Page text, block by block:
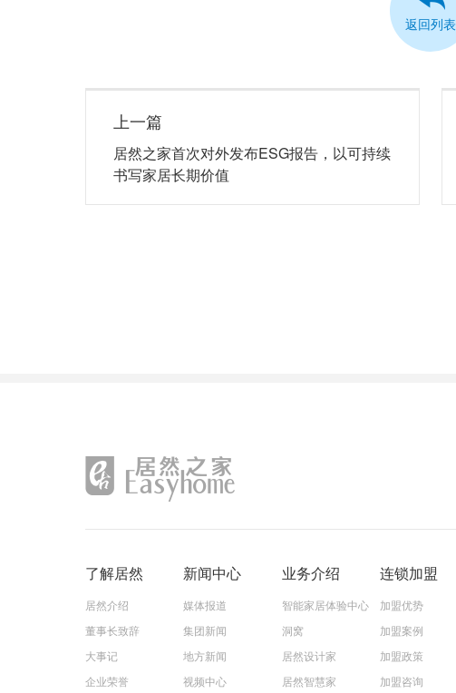
返回列表
上一篇
居然之家首次对外发布ESG报告，以可持续
书写家居长期价值
了解居然
居然介绍
董事长致辞
大事记
企业荣誉
新闻中心
媒体报道
集团新闻
地方新闻
视频中心
业务介绍
智能家居体验中心
洞窝
居然设计家
居然智慧家
连锁加盟
加盟优势
加盟案例
加盟政策
加盟咨询